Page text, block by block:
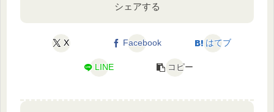
シェアする
X Facebook はてブ
LINE コピー